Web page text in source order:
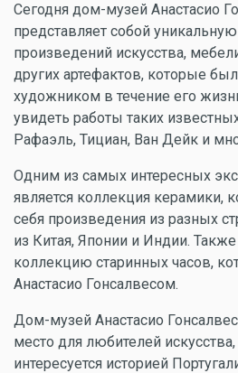
Сегодня дом-музей Анастасио
представляет собой
произведений искусства,
других артефактов, которые
художником в течение его
увидеть работы таких
Рафаэль, Тициан, Ван Дейк и
Одним из самых интересных
является коллекция керамики,
себя произведения из разных
из Китая, Японии и Индии.
коллекцию старинных часов,
Анастасио Гонсалвесом.
Дом-музей Анастасио
место для любителей искусства,
интересуется историей